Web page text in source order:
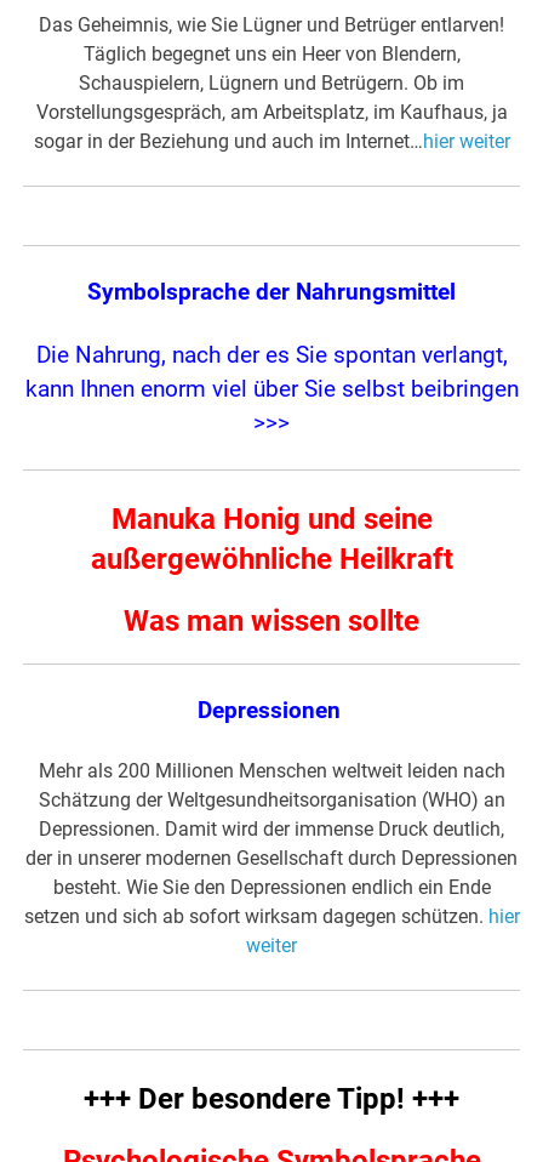
Das Geheimnis, wie Sie Lügner und Betrüger entlarven!
Täglich begegnet uns ein Heer von Blendern,
Schauspielern, Lügnern und Betrügern. Ob im
Vorstellungsgespräch, am Arbeitsplatz, im Kaufhaus, ja
sogar in der Beziehung und auch im Internet…hier weiter
Symbolsprache der Nahrungsmittel
Die Nahrung, nach der es Sie spontan verlangt,
kann Ihnen enorm viel über Sie selbst beibringen
>>>
Manuka Honig und seine
außergewöhnliche Heilkraft
Was man wissen sollte
Depressionen
Mehr als 200 Millionen Menschen weltweit leiden nach
Schätzung der Weltgesundheitsorganisation (WHO) an
Depressionen. Damit wird der immense Druck deutlich,
der in unserer modernen Gesellschaft durch Depressionen
besteht. Wie Sie den Depressionen endlich ein Ende
setzen und sich ab sofort wirksam dagegen schützen. hier
weiter
+++ Der besondere Tipp! +++